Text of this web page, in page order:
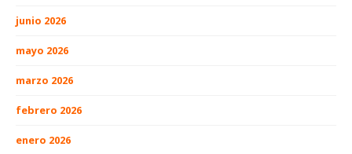
junio 2026
mayo 2026
marzo 2026
febrero 2026
enero 2026